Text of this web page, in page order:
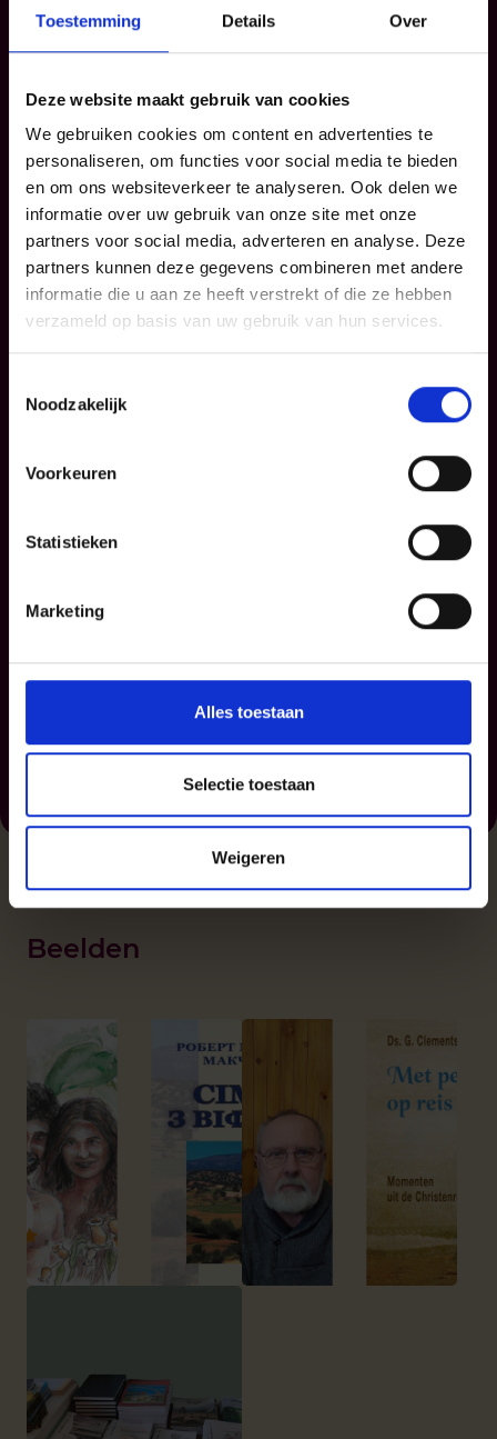
Toestemming Details Over
Deze website maakt gebruik van cookies
We gebruiken cookies om content en advertenties te
personaliseren, om functies voor social media te bieden
en om ons websiteverkeer te analyseren. Ook delen we
informatie over uw gebruik van onze site met onze
partners voor social media, adverteren en analyse. Deze
partners kunnen deze gegevens combineren met andere
informatie die u aan ze heeft verstrekt of die ze hebben
verzameld op basis van uw gebruik van hun services.
Noodzakelijk
Voorkeuren
Statistieken
Marketing
Alles toestaan
Selectie toestaan
Weigeren
Bijbelverhalen voor jou - Oude Testament deel 1
Beelden